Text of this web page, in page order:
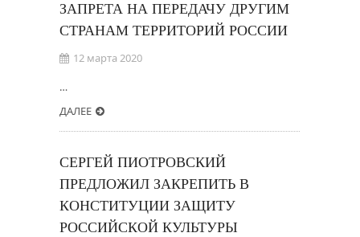
ЗАПРЕТА НА ПЕРЕДАЧУ ДРУГИМ
СТРАНАМ ТЕРРИТОРИЙ РОССИИ
12 марта 2020
…
ДАЛЕЕ
СЕРГЕЙ ПИОТРОВСКИЙ
ПРЕДЛОЖИЛ ЗАКРЕПИТЬ В
КОНСТИТУЦИИ ЗАЩИТУ
РОССИЙСКОЙ КУЛЬТУРЫ